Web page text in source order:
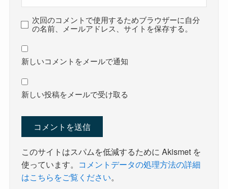
次回のコメントで使用するためブラウザーに自分
の名前、メールアドレス、サイトを保存する。
新しいコメントをメールで通知
新しい投稿をメールで受け取る
このサイトはスパムを低減するために Akismet を
使っています。 コメントデータの処理方法の詳細
はこちらをご覧ください。